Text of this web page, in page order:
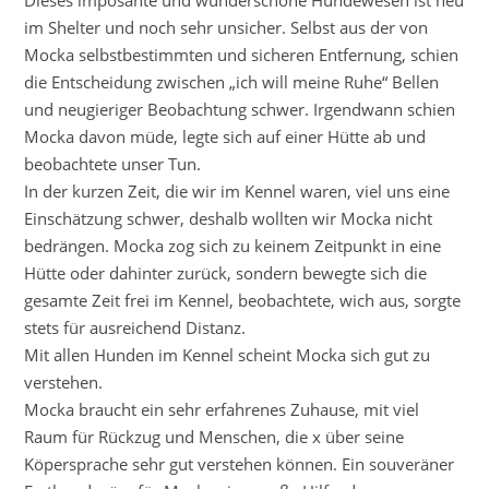
im Shelter und noch sehr unsicher. Selbst aus der von
Mocka selbstbestimmten und sicheren Entfernung, schien
die Entscheidung zwischen „ich will meine Ruhe“ Bellen
und neugieriger Beobachtung schwer. Irgendwann schien
Mocka davon müde, legte sich auf einer Hütte ab und
beobachtete unser Tun.
In der kurzen Zeit, die wir im Kennel waren, viel uns eine
Einschätzung schwer, deshalb wollten wir Mocka nicht
bedrängen. Mocka zog sich zu keinem Zeitpunkt in eine
Hütte oder dahinter zurück, sondern bewegte sich die
gesamte Zeit frei im Kennel, beobachtete, wich aus, sorgte
stets für ausreichend Distanz.
Mit allen Hunden im Kennel scheint Mocka sich gut zu
verstehen.
Mocka braucht ein sehr erfahrenes Zuhause, mit viel
Raum für Rückzug und Menschen, die x über seine
Köpersprache sehr gut verstehen können. Ein souveräner